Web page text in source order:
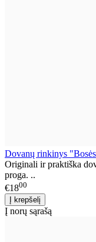
Dovanų rinkinys
Originali ir praktiška
proga. ..
€1800
Į norų sąrašą